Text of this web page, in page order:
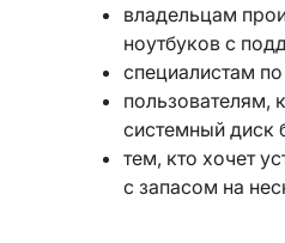
владельцам
ноутбуков с
специалистам
пользователям,
системный диск
тем, кто хочет
с запасом на